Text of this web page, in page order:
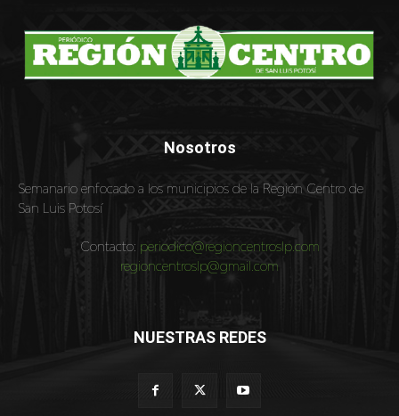
Nosotros
Semanario enfocado a los municipios de la Región Centro de
San Luis Potosí
Contacto: periodico@regioncentroslp.com
regioncentroslp@gmail.com
NUESTRAS REDES